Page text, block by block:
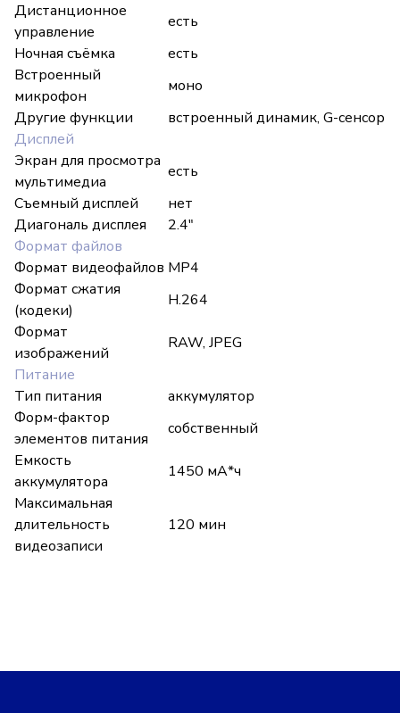
Дистанционное
управление
есть
Ночная съёмка
есть
Встроенный
микрофон
моно
Другие функции
встроенный динамик, G-сенсор
Дисплей
Экран для просмотра
мультимедиа
есть
Съемный дисплей
нет
Диагональ дисплея
2.4"
Формат файлов
Формат видеофайлов MP4
Формат сжатия
(кодеки)
H.264
Формат
изображений
RAW, JPEG
Питание
Тип питания
аккумулятор
Форм-фактор
элементов питания
собственный
Емкость
аккумулятора
1450 мА*ч
Максимальная
длительность
видеозаписи
120 мин